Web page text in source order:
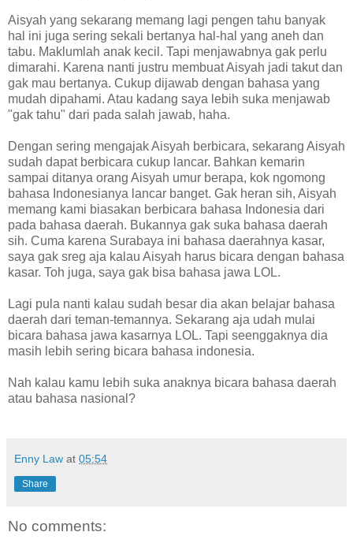
Aisyah yang sekarang memang lagi pengen tahu banyak
hal ini juga sering sekali bertanya hal-hal yang aneh dan
tabu. Maklumlah anak kecil. Tapi menjawabnya gak perlu
dimarahi. Karena nanti justru membuat Aisyah jadi takut dan
gak mau bertanya. Cukup dijawab dengan bahasa yang
mudah dipahami. Atau kadang saya lebih suka menjawab
"gak tahu" dari pada salah jawab, haha.
Dengan sering mengajak Aisyah berbicara, sekarang Aisyah
sudah dapat berbicara cukup lancar. Bahkan kemarin
sampai ditanya orang Aisyah umur berapa, kok ngomong
bahasa Indonesianya lancar banget. Gak heran sih, Aisyah
memang kami biasakan berbicara bahasa Indonesia dari
pada bahasa daerah. Bukannya gak suka bahasa daerah
sih. Cuma karena Surabaya ini bahasa daerahnya kasar,
saya gak sreg aja kalau Aisyah harus bicara dengan bahasa
kasar. Toh juga, saya gak bisa bahasa jawa LOL.
Lagi pula nanti kalau sudah besar dia akan belajar bahasa
daerah dari teman-temannya. Sekarang aja udah mulai
bicara bahasa jawa kasarnya LOL. Tapi seenggaknya dia
masih lebih sering bicara bahasa indonesia.
Nah kalau kamu lebih suka anaknya bicara bahasa daerah
atau bahasa nasional?
Enny Law at 05:54
Share
No comments: